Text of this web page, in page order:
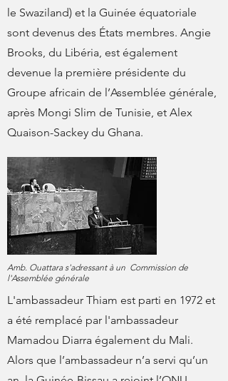
le Swaziland) et la Guinée équatoriale
sont devenus des États membres. Angie
Brooks, du Libéria, est également
devenue la première présidente du
Groupe africain de l’Assemblée générale,
après Mongi Slim de Tunisie, et Alex
Quaison-Sackey du Ghana.
Amb. Ouattara s'adressant à un Commission de
l'Assemblée générale
L'ambassadeur Thiam est parti en 1972 et
a été remplacé par l'ambassadeur
Mamadou Diarra également du Mali.
Alors que l’ambassadeur n’a servi qu’un